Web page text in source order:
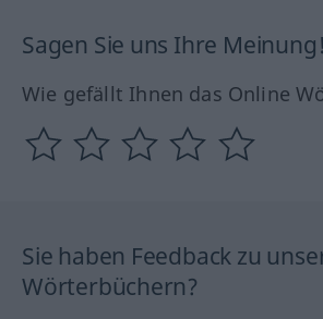
Sagen Sie uns Ihre Meinung!
Wie gefällt Ihnen das Online
Sie haben Feedback zu
Wörterbüchern?